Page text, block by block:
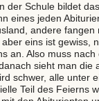
der Schule bildet
eines jeden
andere fangen
eins ist gewiss,
an. Also muss nach
sieht man die
schwer, alle unter
Teil des Feierns